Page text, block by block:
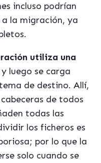
incluso podrían
la migración, ya
utiliza una
y luego se carga
de destino. Allí,
de todos
todas las
los ficheros es
por lo que la
solo cuando se